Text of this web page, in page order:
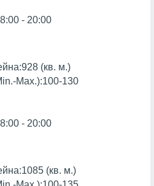
- 20:00
(кв. м.)
Max.):100-130
- 20:00
(кв. м.)